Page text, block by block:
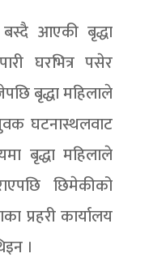
आएकी बृद्धा
घरभित्र पसेर
बृद्धा महिलाले
घटनास्थलवाट
बृद्धा महिलाले
छिमेकीको
प्रहरी कार्यालय
।